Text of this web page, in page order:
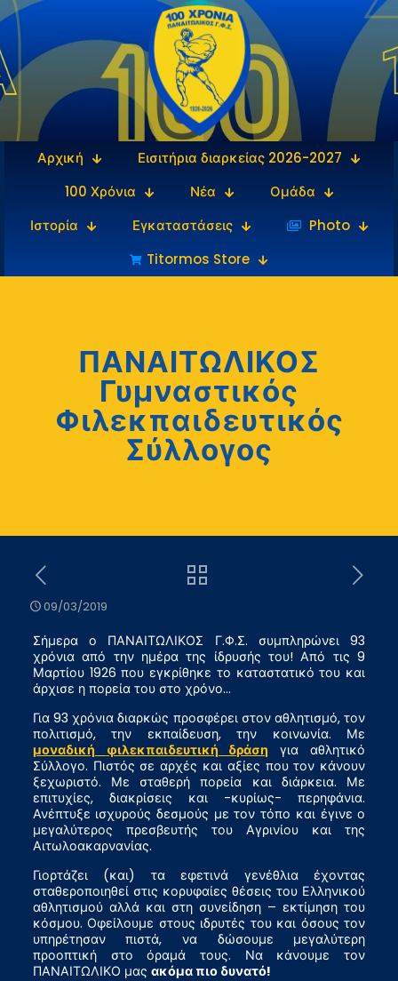
Αρχική
Εισιτήρια διαρκείας 2026-2027
100 Χρόνια
Νέα
Ομάδα
Ιστορία
Εγκαταστάσεις
‎‏‏‎ ‎Photo
Titormos Store
ΠΑΝΑΙΤΩΛΙΚΟΣ
Γυμναστικός
Φιλεκπαιδευτικός
Σύλλογος
09/03/2019
Σήμερα ο ΠΑΝΑΙΤΩΛΙΚΟΣ Γ.Φ.Σ. συμπληρώνει 93
χρόνια από την ημέρα της ίδρυσής του! Από τις 9
Μαρτίου 1926 που εγκρίθηκε το καταστατικό του και
άρχισε η πορεία του στο χρόνο…
Για 93 χρόνια διαρκώς προσφέρει στον αθλητισμό, τον
πολιτισμό, την εκπαίδευση, την κοινωνία. Με
μοναδική
φιλεκπαιδευτική δράση για αθλητικό
Σύλλογο. Πιστός σε αρχές και αξίες που τον κάνουν
ξεχωριστό. Με σταθερή πορεία και διάρκεια. Με
επιτυχίες, διακρίσεις και -κυρίως- περηφάνια.
Ανέπτυξε ισχυρούς δεσμούς με τον τόπο και έγινε ο
μεγαλύτερος πρεσβευτής του Αγρινίου και της
Αιτωλοακαρνανίας.
Γιορτάζει (και) τα εφετινά γενέθλια έχοντας
σταθεροποιηθεί στις κορυφαίες θέσεις του Ελληνικού
αθλητισμού αλλά και στη συνείδηση – εκτίμηση του
κόσμου. Οφείλουμε στους ιδρυτές του και όσους τον
υπηρέτησαν πιστά, να δώσουμε μεγαλύτερη
προοπτική στο όραμά τους. Να κάνουμε τον
ΠΑΝΑΙΤΩΛΙΚΟ μας ακόμα πιο δυνατό!